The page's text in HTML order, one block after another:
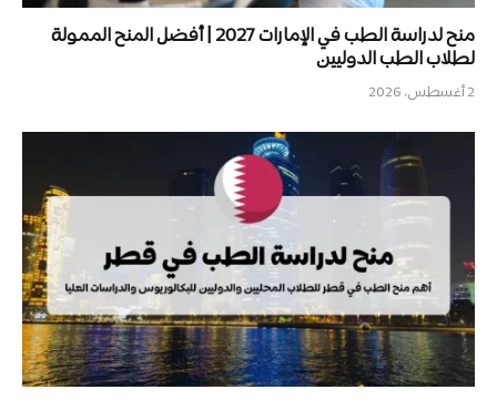
منح لدراسة الطب في الإمارات 2027 | أفضل المنح الممولة
لطلاب الطب الدوليين
2 أغسطس، 2026